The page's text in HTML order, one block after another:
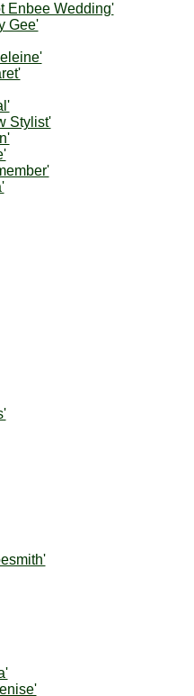
Enbee Wedding'
Gee'
Stylist'